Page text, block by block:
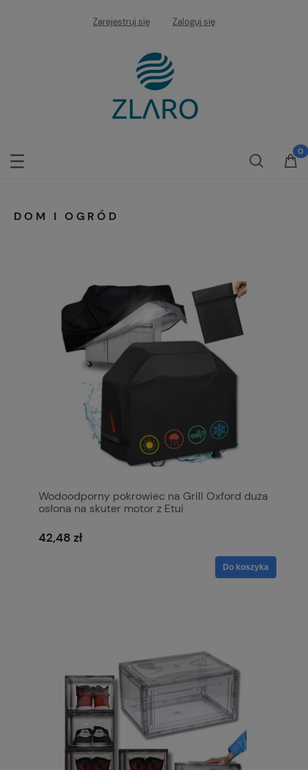
Zarejestruj się Zaloguj się
DOM I OGRÓD
Wodoodporny pokrowiec na Grill Oxford duża
osłona na skuter motor z Etui
42,48 zł
Do koszyka